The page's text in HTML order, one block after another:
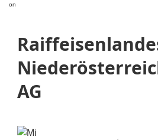
AG